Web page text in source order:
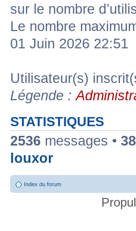
sur le nombre
Le nombre
01 Juin 2026 22:51
Utilisateur(s)
Légende :
STATISTIQUES
2536 messages •
louxor
Index du forum